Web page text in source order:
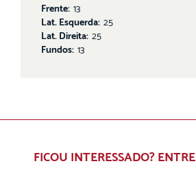
Frente: 13
Lat. Esquerda: 25
Lat. Direita: 25
Fundos: 13
FICOU INTERESSADO?